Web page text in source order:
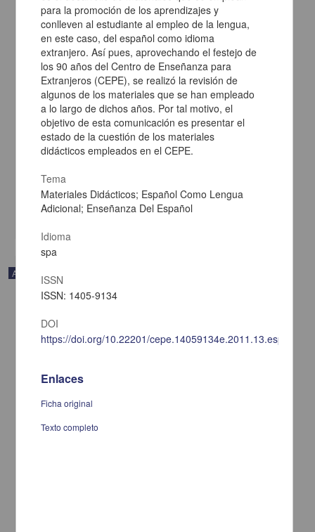
Historia 6. La Edad Media europea
2021-11-05
Artes y Humanidades
Audio
para la promoción de los aprendizajes y
conlleven al estudiante al empleo de la lengua,
en este caso, del español como idioma
extranjero. Así pues, aprovechando el festejo de
los 90 años del Centro de Enseñanza para
Extranjeros (CEPE), se realizó la revisión de
algunos de los materiales que se han empleado
a lo largo de dichos años. Por tal motivo, el
objetivo de esta comunicación es presentar el
estado de la cuestión de los materiales
didácticos empleados en el CEPE.
Tema
Materiales Didácticos; Español Como Lengua
Adicional; Enseñanza Del Español
Idioma
spa
ISSN
ISSN: 1405-9134
DOI
https://doi.org/10.22201/
Enlaces
Ficha original
Texto completo